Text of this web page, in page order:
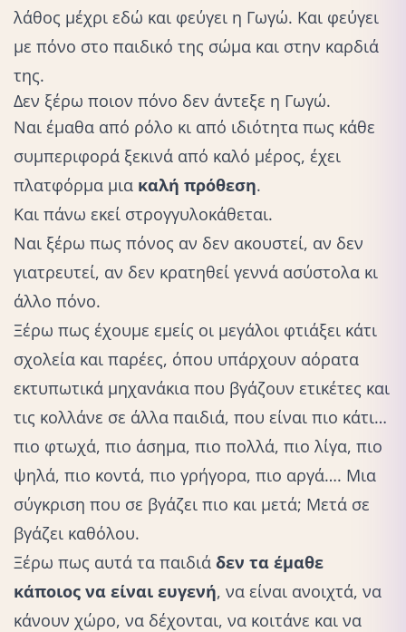
λάθος μέχρι εδώ και φεύγει η Γωγώ. Και φεύγει
με πόνο στο παιδικό της σώμα και στην καρδιά
της.
Δεν ξέρω ποιον πόνο δεν άντεξε η Γωγώ.
Ναι έμαθα από ρόλο κι από ιδιότητα πως κάθε
συμπεριφορά ξεκινά από καλό μέρος, έχει
πλατφόρμα μια καλή πρόθεση.
Και πάνω εκεί στρογγυλοκάθεται.
Ναι ξέρω πως πόνος αν δεν ακουστεί, αν δεν
γιατρευτεί, αν δεν κρατηθεί γεννά ασύστολα κι
άλλο πόνο.
Ξέρω πως έχουμε εμείς οι μεγάλοι φτιάξει κάτι
σχολεία και παρέες, όπου υπάρχουν αόρατα
εκτυπωτικά μηχανάκια που βγάζουν ετικέτες και
τις κολλάνε σε άλλα παιδιά, που είναι πιο κάτι…
πιο φτωχά, πιο άσημα, πιο πολλά, πιο λίγα, πιο
ψηλά, πιο κοντά, πιο γρήγορα, πιο αργά…. Μια
σύγκριση που σε βγάζει πιο και μετά; Μετά σε
βγάζει καθόλου.
Ξέρω πως αυτά τα παιδιά δεν τα έμαθε
κάποιος να είναι ευγενή, να είναι ανοιχτά, να
κάνουν χώρο, να δέχονται, να κοιτάνε και να